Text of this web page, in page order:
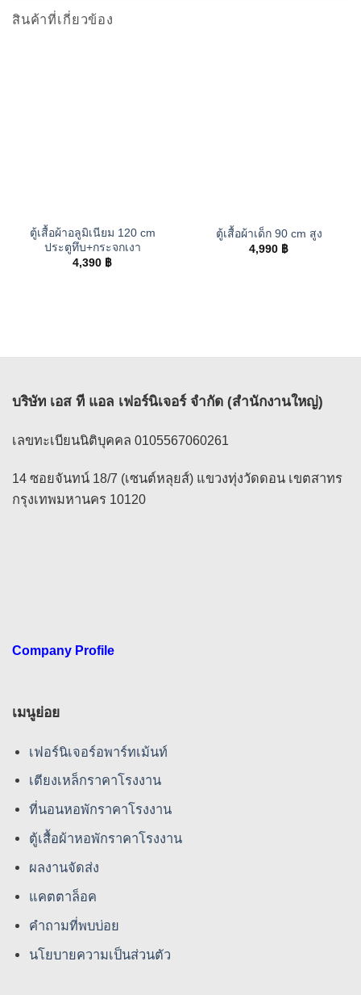
สินค้าที่เกี่ยวข้อง
ตู้เสื้อผ้าอลูมิเนียม 120 cm
ประตูทึบ+กระจกเงา
4,390 ฿
ตู้เสื้อผ้าเด็ก 90 cm สูง
4,990 ฿
บริษัท เอส ที แอล เฟอร์นิเจอร์ จำกัด (สำนักงานใหญ่)
เลขทะเบียนนิติบุคคล 0105567060261
14 ซอยจันทน์ 18/7 (เซนต์หลุยส์) แขวงทุ่งวัดดอน เขตสาทร
กรุงเทพมหานคร 10120
Company Profile
เมนูย่อย
เฟอร์นิเจอร์อพาร์ทเม้นท์
เตียงเหล็กราคาโรงงาน
ที่นอนหอพักราคาโรงงาน
ตู้เสื้อผ้าหอพักราคาโรงงาน
ผลงานจัดส่ง
แคตตาล็อค
คําถามที่พบบ่อย
นโยบายความเป็นส่วนตัว